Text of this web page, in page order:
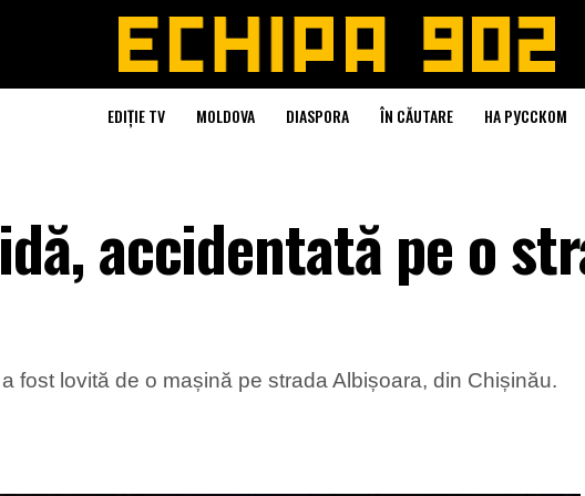
EDIȚIE TV MOLDOVA DIASPORA ÎN CĂUTARE НА РУССКОМ
accidentată pe o
fost lovită de o mașină pe strada Albișoara, din Chișinău.